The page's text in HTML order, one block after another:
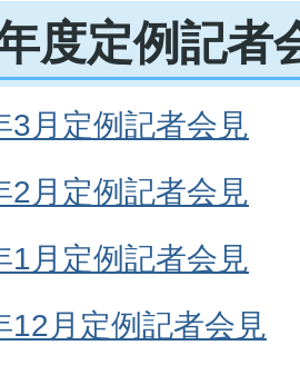
度定例記者
3月定例記者会見
2月定例記者会見
1月定例記者会見
12月定例記者会見